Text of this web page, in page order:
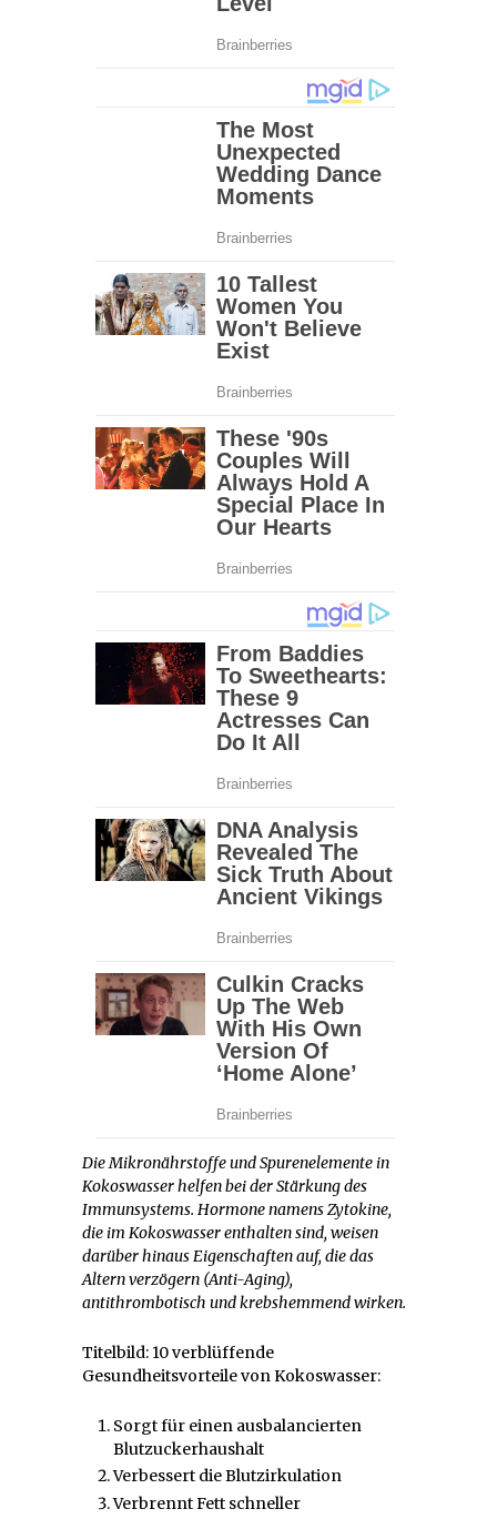
Die Mikronährstoffe und Spurenelemente in
Kokoswasser helfen bei der Stärkung des
Immunsystems. Hormone namens Zytokine,
die im Kokoswasser enthalten sind, weisen
darüber hinaus Eigenschaften auf, die das
Altern verzögern (Anti-Aging),
antithrombotisch und krebshemmend wirken.
Titelbild: 10 verblüffende
Gesundheitsvorteile von Kokoswasser:
Sorgt für einen ausbalancierten
Blutzuckerhaushalt
Verbessert die Blutzirkulation
Verbrennt Fett schneller